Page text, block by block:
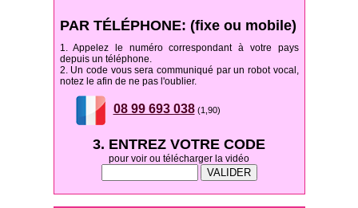
PAR TÉLÉPHONE: (fixe ou mobile)
1. Appelez le numéro correspondant à votre pays
depuis un téléphone.
2. Un code vous sera communiqué par un robot vocal,
notez le afin de ne pas l'oublier.
08 99 693 038(1,90)
3. ENTREZ VOTRE CODE
pour voir ou télécharger la vidéo